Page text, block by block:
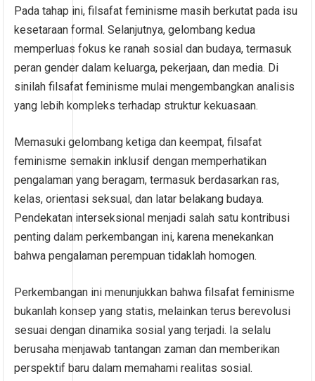
Pada tahap ini, filsafat feminisme masih berkutat pada isu
kesetaraan formal. Selanjutnya, gelombang kedua
memperluas fokus ke ranah sosial dan budaya, termasuk
peran gender dalam keluarga, pekerjaan, dan media. Di
sinilah filsafat feminisme mulai mengembangkan analisis
yang lebih kompleks terhadap struktur kekuasaan.
Memasuki gelombang ketiga dan keempat, filsafat
feminisme semakin inklusif dengan memperhatikan
pengalaman yang beragam, termasuk berdasarkan ras,
kelas, orientasi seksual, dan latar belakang budaya.
Pendekatan interseksional menjadi salah satu kontribusi
penting dalam perkembangan ini, karena menekankan
bahwa pengalaman perempuan tidaklah homogen.
Perkembangan ini menunjukkan bahwa filsafat feminisme
bukanlah konsep yang statis, melainkan terus berevolusi
sesuai dengan dinamika sosial yang terjadi. Ia selalu
berusaha menjawab tantangan zaman dan memberikan
perspektif baru dalam memahami realitas sosial.